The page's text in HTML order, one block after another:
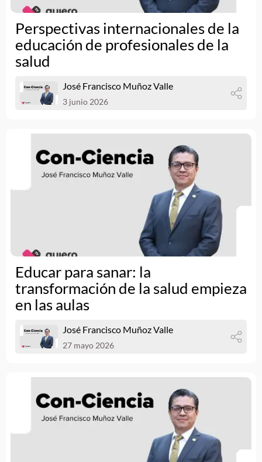
Perspectivas internacionales de la
educación de profesionales de la
salud
José Francisco Muñoz Valle
3 junio 2026
Educar para sanar: la
transformación de la salud empieza
en las aulas
José Francisco Muñoz Valle
27 mayo 2026